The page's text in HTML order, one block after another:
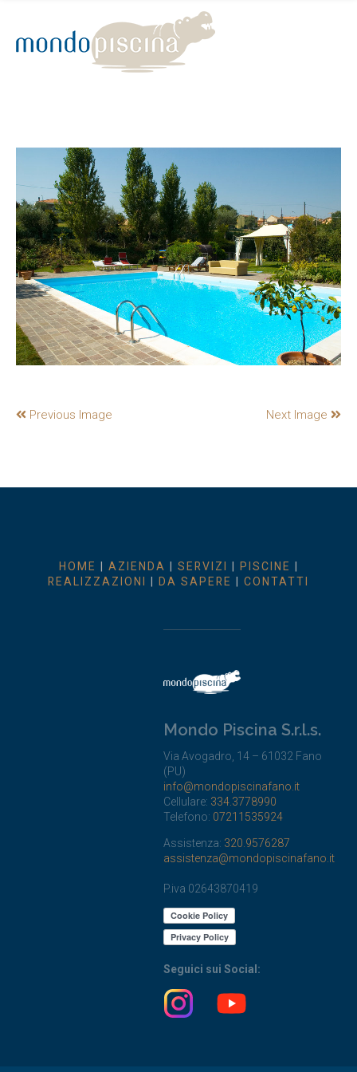
Previous Image Next Image
HOME AZIENDA SERVIZI PISCINE
REALIZZAZIONI
DA SAPERE CONTATTI
Mondo Piscina S.r.l.s.
Via Avogadro, 14 – 61032 Fano
(PU)
info@mondopiscinafano.it
Cellulare: 334.3778990
Telefono: 07211535924
Assistenza: 320.9576287
assistenza@mondopiscinafano.it
P.iva 02643870419
Seguici sui Social: